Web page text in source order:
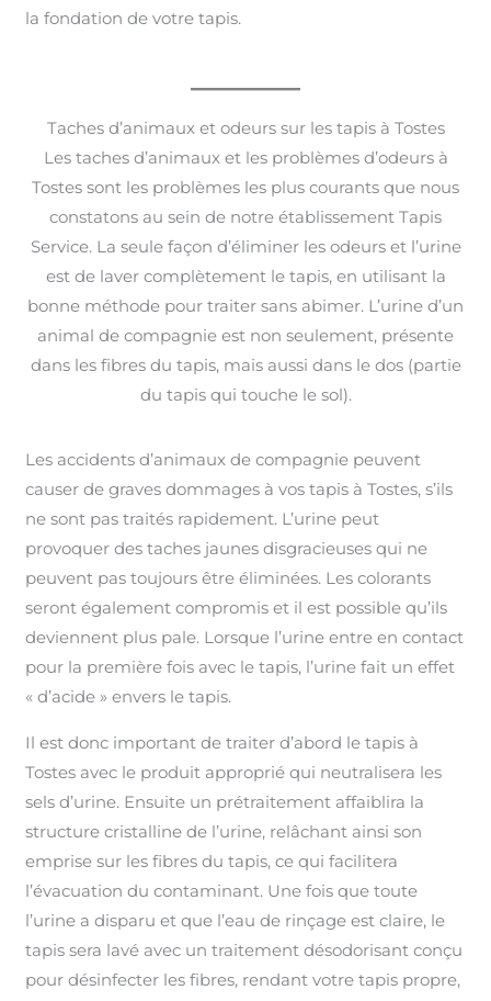
la fondation de votre tapis.
Taches d’animaux et odeurs sur les tapis à Tostes
Les taches d’animaux et les problèmes d’odeurs à
Tostes sont les problèmes les plus courants que nous
constatons au sein de notre établissement Tapis
Service. La seule façon d’éliminer les odeurs et l’urine
est de laver complètement le tapis, en utilisant la
bonne méthode pour traiter sans abimer. L’urine d’un
animal de compagnie est non seulement, présente
dans les fibres du tapis, mais aussi dans le dos (partie
du tapis qui touche le sol).
Les accidents d’animaux de compagnie peuvent
causer de graves dommages à vos tapis à Tostes, s’ils
ne sont pas traités rapidement. L’urine peut
provoquer des taches jaunes disgracieuses qui ne
peuvent pas toujours être éliminées. Les colorants
seront également compromis et il est possible qu’ils
deviennent plus pale. Lorsque l’urine entre en contact
pour la première fois avec le tapis, l’urine fait un effet
« d’acide » envers le tapis.
Il est donc important de traiter d’abord le tapis à
Tostes avec le produit approprié qui neutralisera les
sels d’urine. Ensuite un prétraitement affaiblira la
structure cristalline de l’urine, relâchant ainsi son
emprise sur les fibres du tapis, ce qui facilitera
l’évacuation du contaminant. Une fois que toute
l’urine a disparu et que l’eau de rinçage est claire, le
tapis sera lavé avec un traitement désodorisant conçu
pour désinfecter les fibres, rendant votre tapis propre,